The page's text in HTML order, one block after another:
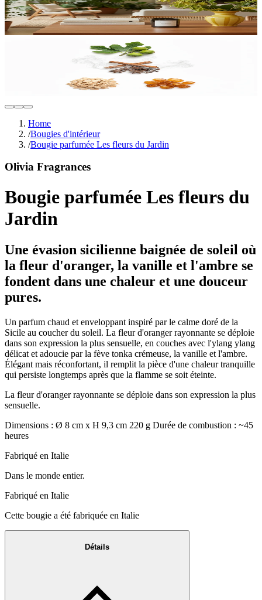
Home
/Bougies d'intérieur
/Bougie parfumée Les fleurs du Jardin
Olivia Fragrances
Bougie parfumée Les fleurs du
Jardin
Une évasion sicilienne baignée de soleil où
la fleur d'oranger, la vanille et l'ambre se
fondent dans une chaleur et une douceur
pures.
Un parfum chaud et enveloppant inspiré par le calme doré de la
Sicile au coucher du soleil. La fleur d'oranger rayonnante se déploie
dans son expression la plus sensuelle, en couches avec l'ylang ylang
délicat et adoucie par la fève tonka crémeuse, la vanille et l'ambre.
Élégant mais réconfortant, il remplit la pièce d'une chaleur tranquille
qui persiste longtemps après que la flamme se soit éteinte.
La fleur d'oranger rayonnante se déploie dans son expression la plus
sensuelle.
Dimensions : Ø 8 cm x H 9,3 cm 220 g Durée de combustion : ~45
heures
Fabriqué en Italie
Dans le monde entier.
Fabriqué en Italie
Cette bougie a été fabriquée en Italie
Détails